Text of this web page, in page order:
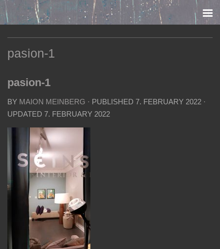
Skip to content
pasion-1
pasion-1
BY MAION MEINBERG · PUBLISHED 7. FEBRUARY 2022 ·
UPDATED 7. FEBRUARY 2022